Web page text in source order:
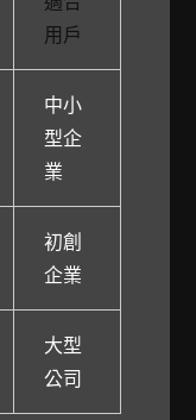
用戶
中小
型企
業
初創
企業
大型
公司